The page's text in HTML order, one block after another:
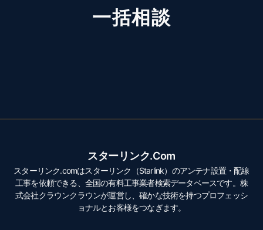
一括相談
スターリンク.com
スターリンク.comはスターリンク（Starlink）のアンテナ設置・配線
工事を依頼できる、全国の有料工事業者検索データベースです。株
式会社クラウンクラウンが運営し、確かな技術を持つプロフェッシ
ョナルとお客様をつなぎます。